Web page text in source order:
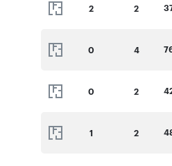
Jednoślady/
zł/m2
2 2
0 4
0 2
1 2